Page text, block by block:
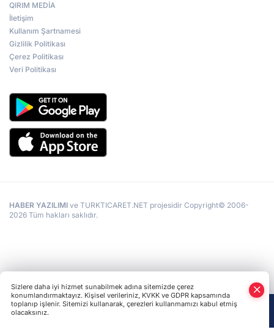
QIRIM MEDİA
İletişim
Kullanım Şartnamesi
Gizlilik Politikası
Çerez Politikası
Veri Politikası
HABER YAZILIMI ve TURKTICARET.NET projesidir Copyright© 2006-
2026 Tüm hakları saklıdır.
Sizlere daha iyi hizmet sunabilmek adına sitemizde çerez
konumlandırmaktayız. Kişisel verileriniz, KVKK ve GDPR kapsamında
toplanıp işlenir. Sitemizi kullanarak, çerezleri kullanmamızı kabul etmiş
olacaksınız.